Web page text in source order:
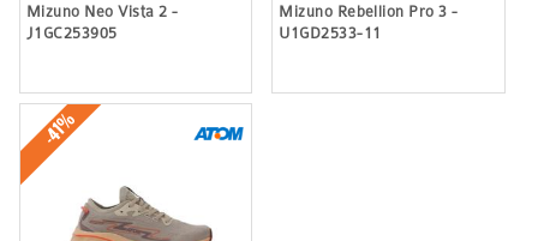
Mizuno Neo Vista 2 -
J1GC253905
Mizuno Rebellion Pro 3 -
U1GD2533-11
-41%